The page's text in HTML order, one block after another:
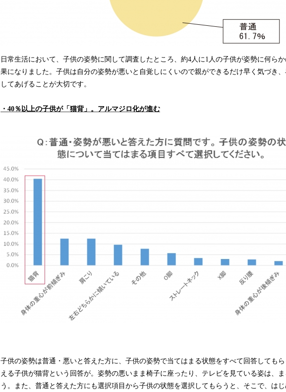
日常生活において、子供の姿勢に関して調査したところ、約4人に1人の子供が姿勢に何ら
果になりました。子供は自分の姿勢が悪いと自覚しにくいので親ができるだけ早く気づき、
してあげることが大切です。
・40％以上の子供が「猫背」。アルマジロ化が進む
子供の姿勢は普通・悪いと答えた方に、子供の姿勢で当てはまる状態をすべて回答してもら
える子供が猫背という回答が。姿勢の悪いまま椅子に座ったり、テレビを見ている姿は、
う。また、普通と答えた方にも選択項目から子供の状態を選択してもらうと、そこで、は